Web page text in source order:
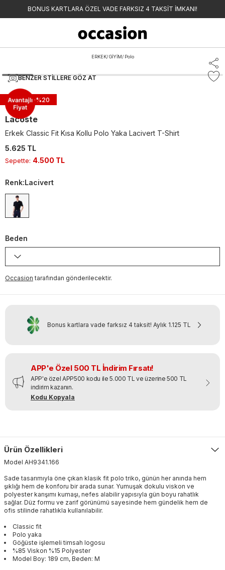
BONUS KARTLARA ÖZEL VADE FARKSIZ 4 TAKSİT İMKANI!
ERKEK/ GİYİM/ Polo
BENZER STILLERE GÖZ AT
Sepette -%20
Lacoste
Erkek Classic Fit Kısa Kollu Polo Yaka Lacivert T-Shirt
5.625 TL
Sepette: 4.500 TL
Renk:Lacivert
Beden
Occasion tarafından gönderilecektir.
Bonus kartlara vade farksız 4 taksit! Aylık 1.125 TL
APP'e Özel 500 TL İndirim Fırsatı!
APP'e özel APP500 kodu ile 5.000 TL ve üzerine 500 TL
indirim kazanın.
Kodu Kopyala
Ürün Özellikleri
Model AH9341.166
Sade tasarımıyla öne çıkan klasik fit polo triko, günün her anında hem
şıklığı hem de konforu bir arada sunar. Yumuşak dokulu viskon ve
polyester karışımı kumaşı, nefes alabilir yapısıyla gün boyu rahatlık
sağlar. Düz formu ve zarif görünümü sayesinde hem gündelik hem de
ofis stilinde rahatlıkla kullanılabilir.
Classic fit
Polo yaka
Göğüste işlemeli timsah logosu
%85 Viskon %15 Polyester
Model Boy: 189 cm, Beden: M